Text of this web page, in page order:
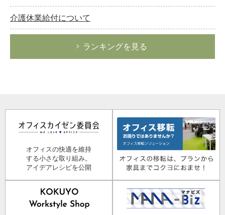
介護休業給付について
ランキングを見る
オフィスの快適を維持
する小さな取り組み。
アイデアレシピを公開